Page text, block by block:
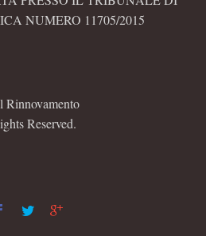
NUMERO 11705/2015
Reserved.